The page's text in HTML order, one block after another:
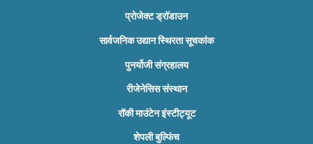
प्रोजेक्ट ड्रॉडाउन
सार्वजनिक उद्यान स्थिरता सूचकांक
पुनर्योजी संग्रहालय
रीजेनेसिस संस्थान
रॉकी माउंटेन इंस्टीट्यूट
शेपली बुल्फिंच